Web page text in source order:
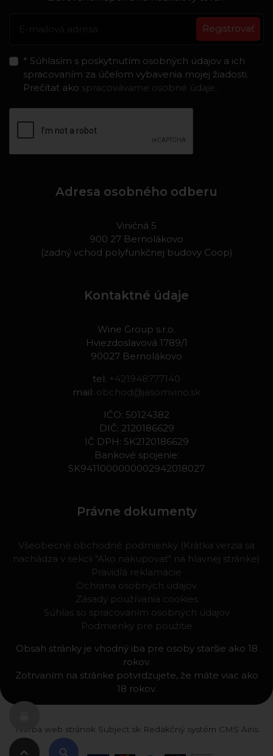
Registrovať
* Súhlasím s poskytnutím osobných údajov a ich
spracovaním za účelom vybavenia mojej žiadosti.
Prečítať ako spracovávame osobné údaje.
Adresa osobného odberu
Viničná 5
900 27 Bernolákovo
(zadný vchod polyfunkčnej budovy Coop)
Kontaktné údaje
Wine Group s.r.o.
Hviezdoslavová 1789/1
90027 Bernolákovo
tel: +421948777140
mail: obchod@jasomvino.sk
IČO: 50124382
DIČ: 2120186629
IČ DPH: SK2120186629
Bankové spojenie:
SK9411000000002942018027
Právne dokumenty
Všeobecné obchodné podmienky (Krátka verzia sa
nachádza v sekcii "Ako nakupovať" na hlavnej stránke)
Pravidlá reklamácie
Ochrana osobných údajov
Zásady používania cookies
Súhlas so spracovaním osobných údajov
Podmienky pre použitie
Obsah stránky je vhodný iba pre osoby staršie ako 18
rokov.
Zotrvaním na stránke potvrdzujete, že máte viac ako
18 rokov.
Tvorba web stránok Subject.sk Redakčný systém CMS Airis